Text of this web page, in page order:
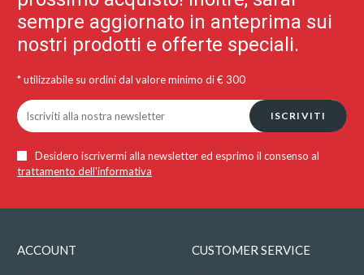
sempre aggiornato in anteprima sui
nostri prodotti e offerte speciali.
* utilizzabile su ordini dal valore minimo di € 300
ISCRIVITI
Desidero iscrivermi alla newsletter ed esprimo il consenso al
trattamento dell'informativa
ACCOUNT CUSTOMER SERVICE